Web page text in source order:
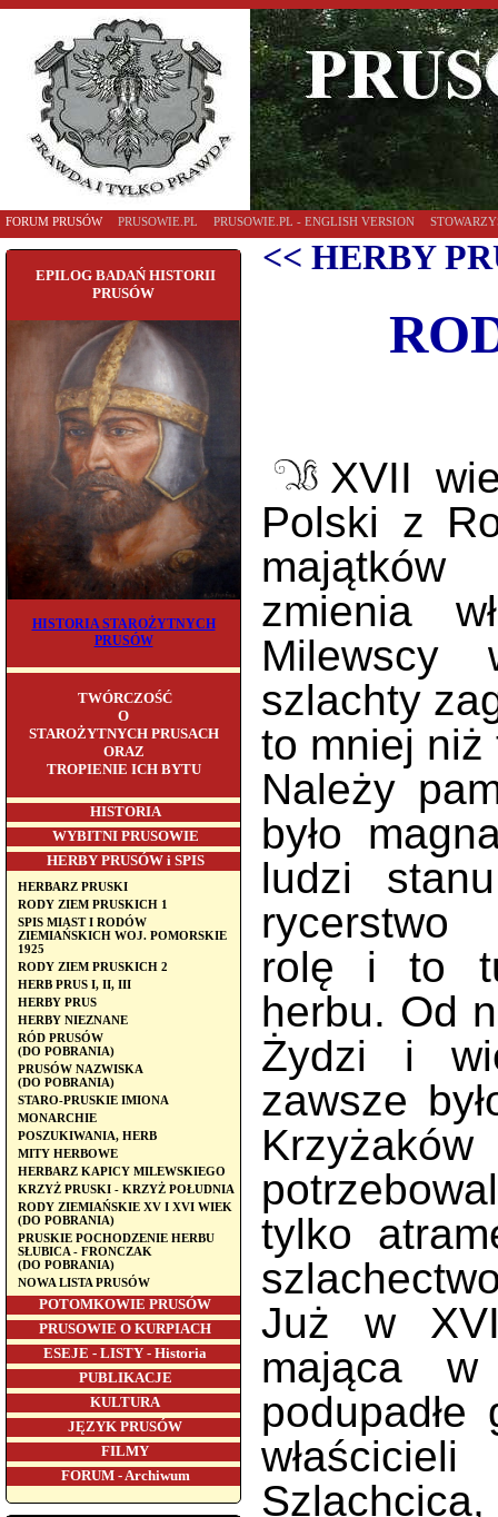
FORUM PRUSÓW PRUSOWIE.PL PRUSOWIE.PL - ENGLISH VERSION
EPILOG BADAŃ HISTORII
PRUSÓW
HISTORIA STAROŻYTNYCH
PRUSÓW
TWÓRCZOŚĆ
O
STAROŻYTNYCH PRUSACH
ORAZ
TROPIENIE ICH BYTU
HISTORIA
WYBITNI PRUSOWIE
HERBY PRUSÓW i SPIS
HERBARZ PRUSKI
RODY ZIEM PRUSKICH 1
SPIS MIAST I RODÓW
ZIEMIAŃSKICH WOJ. POMORSKIE
1925
RODY ZIEM PRUSKICH 2
HERB PRUS I, II, III
HERBY PRUS
HERBY NIEZNANE
RÓD PRUSÓW
(DO POBRANIA)
PRUSÓW NAZWISKA
(DO POBRANIA)
STARO-PRUSKIE IMIONA
MONARCHIE
POSZUKIWANIA, HERB
MITY HERBOWE
HERBARZ KAPICY MILEWSKIEGO
KRZYŻ PRUSKI - KRZYŻ POŁUDNIA
RODY ZIEMIAŃSKIE XV I XVI WIEK
(DO POBRANIA)
PRUSKIE POCHODZENIE HERBU
SŁUBICA - FRONCZAK
(DO POBRANIA)
NOWA LISTA PRUSÓW
POTOMKOWIE PRUSÓW
PRUSOWIE O KURPIACH
ESEJE - LISTY - Historia
PUBLIKACJE
KULTURA
JĘZYK PRUSÓW
FILMY
FORUM - Archiwum
<< HERBY
XVII
Polski z
zmienia
Milewscy
szlachty
to mniej niż
Należy
było
ludzi
rycerstwo
rolę i to
herbu. Od
Żydzi i
zawsze
tylko
Już w
mająca